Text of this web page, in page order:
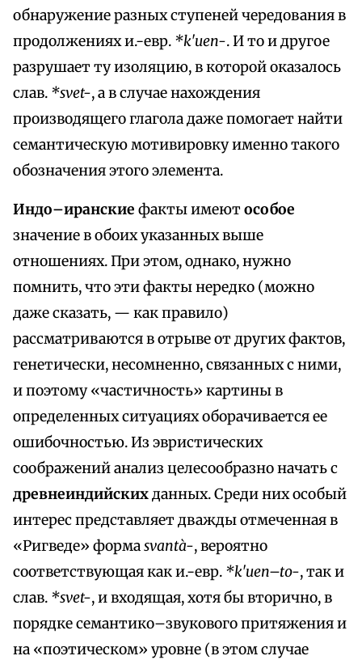
обнаружение разных ступеней чередования в
продолжениях и.-евр. *k'uen-. И то и другое
разрушает ту изоляцию, в которой оказалось
слав. *svet-, а в случае нахождения
производящего глагола даже помогает найти
семантическую мотивировку именно такого
обозначения этого элемента.
Индо–иранские факты имеютособое
значение в обоих указанных выше
отношениях. При этом, однако, нужно
помнить, что эти факты нередко (можно
даже сказать, — как правило)
рассматриваются в отрыве от других фактов,
генетически, несомненно, связанных с ними,
и поэтому «частичность» картины в
определенных ситуациях оборачивается ее
ошибочностью. Из эвристических
соображений анализ целесообразно начать с
древнеиндийскихданных. Среди них особый
интерес представляет дважды отмеченная в
«Ригведе» формаsvantà-, вероятно
соответствующая как и.-евр. *k'uen–to-, так и
слав. *svet-, и входящая, хотя бы вторично, в
порядке семантико–звукового притяжения и
на «поэтическом» уровне (в этом случае